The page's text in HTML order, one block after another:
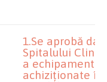
1.Se aprobă
Spitalului Clinic
a
achiziționate în